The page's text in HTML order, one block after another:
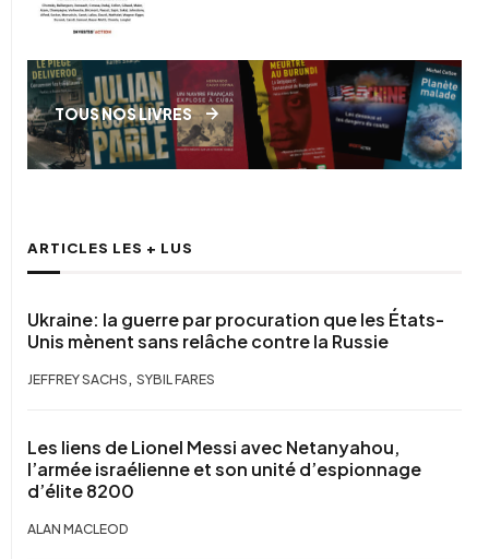
TOUS NOS LIVRES
ARTICLES LES + LUS
Ukraine: la guerre par procuration que les États-
Unis mènent sans relâche contre la Russie
JEFFREY SACHS , SYBIL FARES
Les liens de Lionel Messi avec Netanyahou,
l’armée israélienne et son unité d’espionnage
d’élite 8200
ALAN MACLEOD